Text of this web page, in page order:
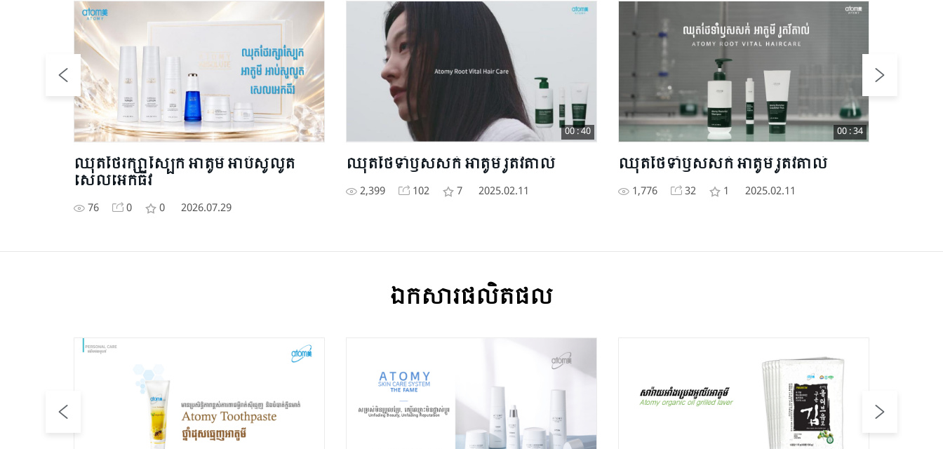
ឈុតថែរក្សាស្បែក អាតូមី អាប់សូលូត
សេលអេកធីវ
76 0 0 2026.07.29
ឈុតថែទាំឫសសក់ អាតូមី រូតវីតាល់
2,399 102 7 2025.02.11
00 : 40
ឈុតថែទាំឫសសក់ អាតូមី រូតវីតាល់
1,776 32 1 2025.02.11
00 : 34
ឯកសារផលិតផល